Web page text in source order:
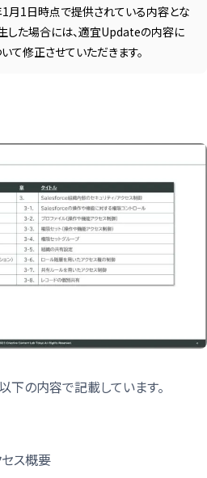
月1日時点で提供されている内容とな
した場合には、適宜Updateの内容に
修正させていただきます。
の内容で記載しています。
セス概要